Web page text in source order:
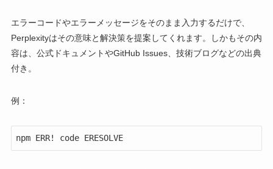
エラーコードやエラーメッセージをそのまま入力するだけで、
Perplexityはその意味と解決策を提案してくれます。しかもその内
容は、公式ドキュメントやGitHub Issues、技術ブログなどの出典
付き。
例：
npm ERR! code ERESOLVE